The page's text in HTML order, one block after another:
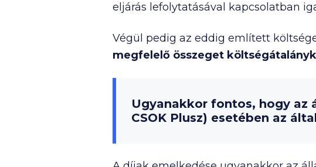
eljárás lefolytatásával kapcsolatban
Végül pedig az eddig említett
megfelelő összeget
Ugyanakkor fontos, hogy
CSOK Plusz) esetében az